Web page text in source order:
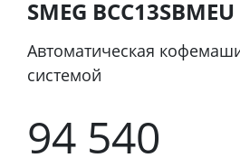
SMEG BCC13SBMEU
Автоматическая
системой
94 540